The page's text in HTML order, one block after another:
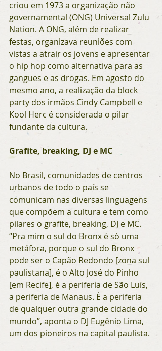
criou em 1973 a organização não
governamental (ONG) Universal Zulu
Nation. A ONG, além de realizar
festas, organizava reuniões com
vistas a atrair os jovens e apresentar
o hip hop como alternativa para as
gangues e as drogas. Em agosto do
mesmo ano, a realização da block
party dos irmãos Cindy Campbell e
Kool Herc é considerada o pilar
fundante da cultura.
Grafite, breaking, DJ e MC
No Brasil, comunidades de centros
urbanos de todo o país se
comunicam nas diversas linguagens
que compõem a cultura e tem como
pilares o grafite, breaking, DJ e MC.
“Pra mim o sul do Bronx é só uma
metáfora, porque o sul do Bronx
pode ser o Capão Redondo [zona sul
paulistana], é o Alto José do Pinho
[em Recife], é a periferia de São Luís,
a periferia de Manaus. É a periferia
de qualquer outra grande cidade do
mundo”, aponta o DJ Eugênio Lima,
um dos pioneiros na capital paulista.